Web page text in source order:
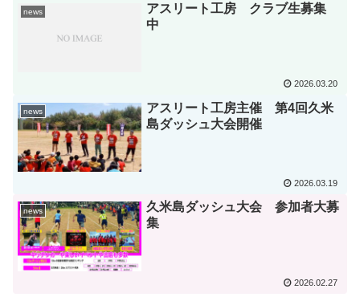
news
アスリート工房 クラブ生募集
中
2026.03.20
news
アスリート工房主催 第4回久米
島ダッシュ大会開催
2026.03.19
news
久米島ダッシュ大会 参加者大募
集
2026.02.27